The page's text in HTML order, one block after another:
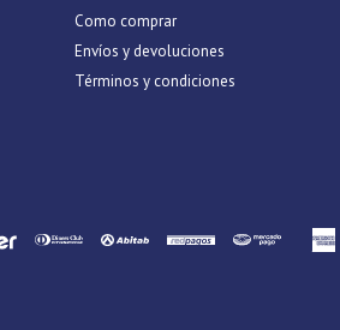
Como comprar
Envíos y devoluciones
Términos y condiciones